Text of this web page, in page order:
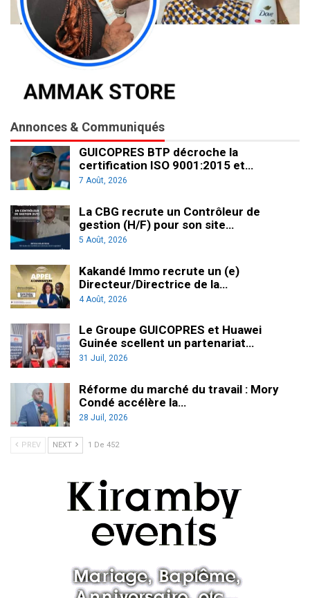
Annonces & Communiqués
GUICOPRES BTP décroche la
certification ISO 9001:2015 et…
7 Août, 2026
La CBG recrute un Contrôleur de
gestion (H/F) pour son site…
5 Août, 2026
Kakandé Immo recrute un (e)
Directeur/Directrice de la…
4 Août, 2026
Le Groupe GUICOPRES et Huawei
Guinée scellent un partenariat…
31 Juil, 2026
Réforme du marché du travail : Mory
Condé accélère la…
28 Juil, 2026
PREV NEXT 1 De 452